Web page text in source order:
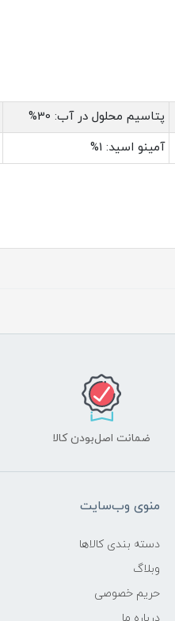
پتاسیم محلول در آب: 30%
آمینو اسید: 1%
ضمانت اصل‌بودن کالا
منوی وب‌سایت
دسته بندی کالاها
وبلاگ
حریم خصوصی